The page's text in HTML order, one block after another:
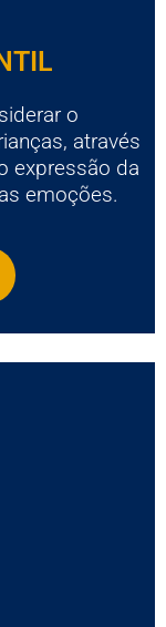
o
através
expressão da
emoções.